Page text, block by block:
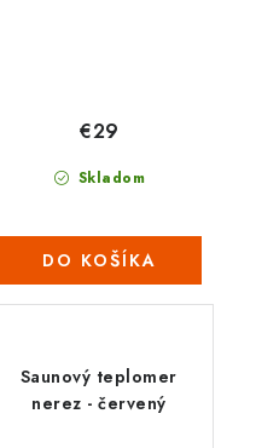
Skladom
€29
DO KOŠÍKA
Saunový teplomer
nerez - červený